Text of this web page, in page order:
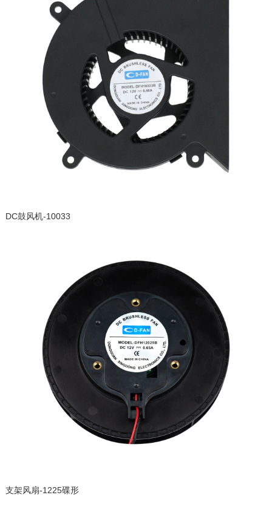
DC鼓风机-10033
支架风扇-1225碟形